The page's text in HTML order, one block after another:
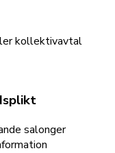
kollektivavtal
salonger